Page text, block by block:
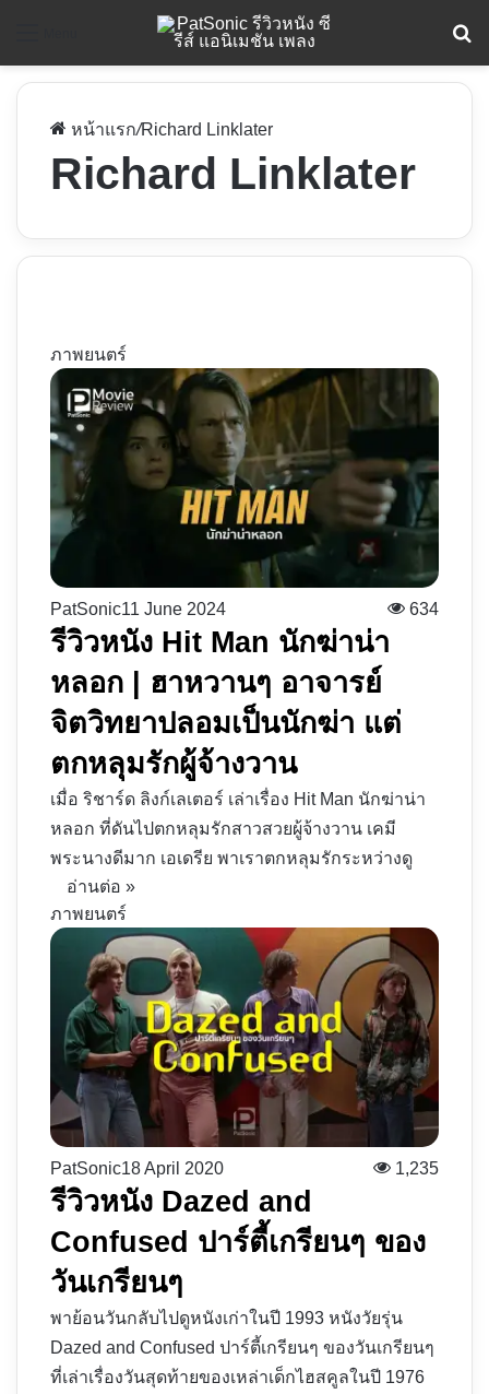
หน้าแรก/Richard Linklater
Richard Linklater
ภาพยนตร์
PatSonic11 June 2024 634
รีวิวหนัง Hit Man นักฆ่าน่า
หลอก | ฮาหวานๆ อาจารย์
จิตวิทยาปลอมเป็นนักฆ่า แต่
ตกหลุมรักผู้จ้างวาน
เมื่อ ริชาร์ด ลิงก์เลเตอร์ เล่าเรื่อง Hit Man นักฆ่าน่า
หลอก ที่ดันไปตกหลุมรักสาวสวยผู้จ้างวาน เคมี
พระนางดีมาก เอเดรีย พาเราตกหลุมรักระหว่างดู
อ่านต่อ »
ภาพยนตร์
PatSonic18 April 2020 1,235
รีวิวหนัง Dazed and
Confused ปาร์ตี้เกรียนๆ ของ
วันเกรียนๆ
พาย้อนวันกลับไปดูหนังเก่าในปี 1993 หนังวัยรุ่น
Dazed and Confused ปาร์ตี้เกรียนๆ ของวันเกรียนๆ
ที่เล่าเรื่องวันสุดท้ายของเหล่าเด็กไฮสคูลในปี 1976